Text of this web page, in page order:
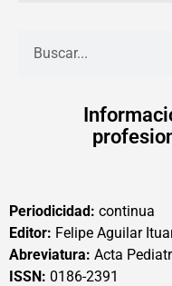
Periodicidad: continua
Editor: Felipe Aguilar
Abreviatura: Acta
ISSN: 0186-2391